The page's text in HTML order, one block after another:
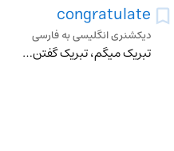
congratulate
دیکشنری انگلیسی به فارسی
تبریک میگم، تبریک گفتن، شادباش گفتن